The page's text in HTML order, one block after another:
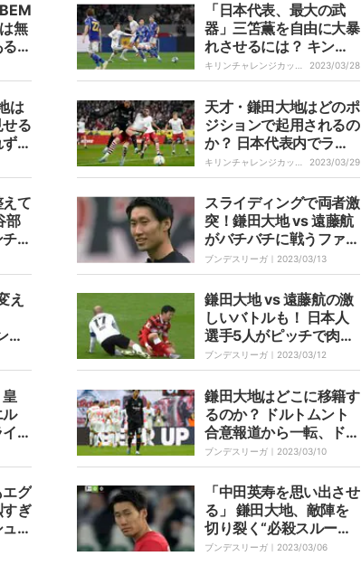
無
？
「日本代表、最大の武
器」三笘薫を自由に大暴
れさせるには？ キン
グ・鎌田大地と“最強ホ
ットライン”形成なるか
キリンチャレンジカップ
2023/03/28
は
る
ず
リ
天才・鎌田大地はどのポ
ジションで起用されるの
か？ 日本代表内でライ
バルは誰だ 「新生・森
保ジャパン」で熾烈なサ
バイバル勃発！
キリンチャレンジカップ
2023/03/29
えて
部
を
39
ワ
スライディングで両者激
突！鎌田大地 vs 遠藤航
がバチバチに戦うファイ
トシーン 球際でのエグ
いバトルにサポーターが
沸く
ブンデスリーガ｜ 2023/03/13
え
ン
定
ぎ
鎌田大地 vs 遠藤航の激
しいバトルも！ 日本人
選手5人がピッチで肉弾
戦 残留争いのシュトゥ
ットガルトが上位フラン
クフルトから勝ち点1を
もぎ取る
ブンデスリーガ｜ 2023/03/12
ル
戦
突
チ
発
鎌田大地はどこに移籍す
るのか？ ドルトムント
合意報道から一転、ドイ
ツ国外でプレー希望…
興味を示すビッグクラブ
とは
ブンデスリーガ｜ 2023/03/10
グ
ぎ
ー
僅
「中田英寿を思い出させ
る」 鎌田大地、敵陣を
切り裂く“必殺スルーパ
ス” ゴールの起点とな
ブンデスリーガ｜ 2023/03/06